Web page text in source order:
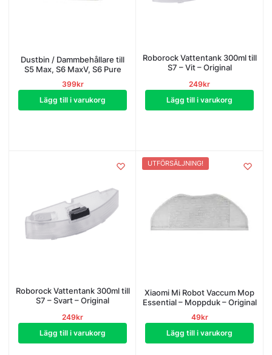
Dustbin / Dammbehållare till
S5 Max, S6 MaxV, S6 Pure
399kr
Lägg till i varukorg
Roborock Vattentank 300ml till
S7 – Vit – Original
249kr
Lägg till i varukorg
Roborock Vattentank 300ml till
S7 – Svart – Original
249kr
Lägg till i varukorg
UTFÖRSÄLJNING!
Xiaomi Mi Robot Vaccum Mop
Essential – Moppduk – Original
49kr
Lägg till i varukorg